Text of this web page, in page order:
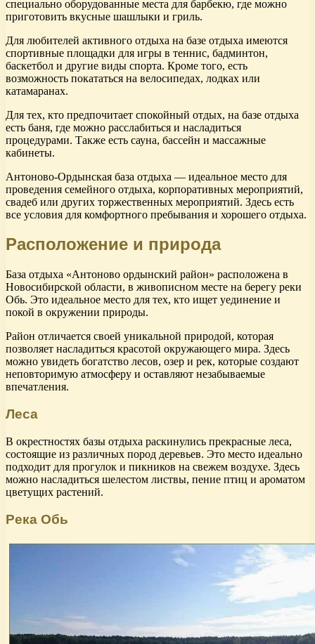
специально оборудованные места для барбекю, где можно
приготовить вкусные шашлыки и гриль.
Для любителей активного отдыха на базе отдыха имеются
спортивные площадки для игры в теннис, бадминтон,
баскетбол и другие виды спорта. Кроме того, есть
возможность покататься на велосипедах, лодках или
катамаранах.
Для тех, кто предпочитает спокойный отдых, на базе отдыха
есть баня, где можно расслабиться и насладиться
процедурами. Также есть сауна, бассейн и массажные
кабинеты.
Антоново-Ордынская база отдыха — идеальное место для
проведения семейного отдыха, корпоративных мероприятий,
свадеб или других торжественных мероприятий. Здесь есть
все условия для комфортного пребывания и хорошего отдыха.
Расположение и природа
База отдыха «Антоново ордынский район» расположена в
Новосибирской области, в живописном месте на берегу реки
Обь. Это идеальное место для тех, кто ищет уединение и
покой в окружении природы.
Район отличается своей уникальной природой, которая
позволяет насладиться красотой окружающего мира. Здесь
можно увидеть богатство лесов, озер и рек, которые создают
неповторимую атмосферу и оставляют незабываемые
впечатления.
Леса
В окрестностях базы отдыха раскинулись прекрасные леса,
состоящие из различных пород деревьев. Это место идеально
подходит для прогулок и пикников на свежем воздухе. Здесь
можно насладиться шелестом листвы, пение птиц и ароматом
цветущих растений.
Река Обь